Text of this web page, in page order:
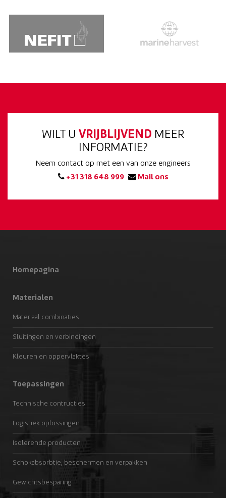
WILT U VRIJBLIJVEND MEER
INFORMATIE?
Neem contact op met een van onze engineers
+31 318 648 999
Mail ons
Homepagina
Materialen
Materiaal combinaties
Sluitingen en verbindingen
Kleuren en oppervlaktes
Toepassingen
Technische contructies
Logistiek oplossingen
Isolerende producten
Schokabsorbtie, beschermen en verpakken
Gewichtsbesparing